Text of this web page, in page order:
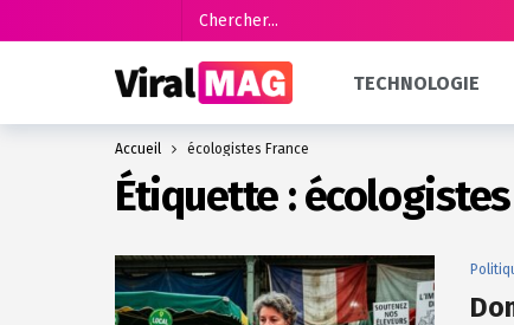
TECHNOLOGIE
Accueil écologistes France
Étiquette :